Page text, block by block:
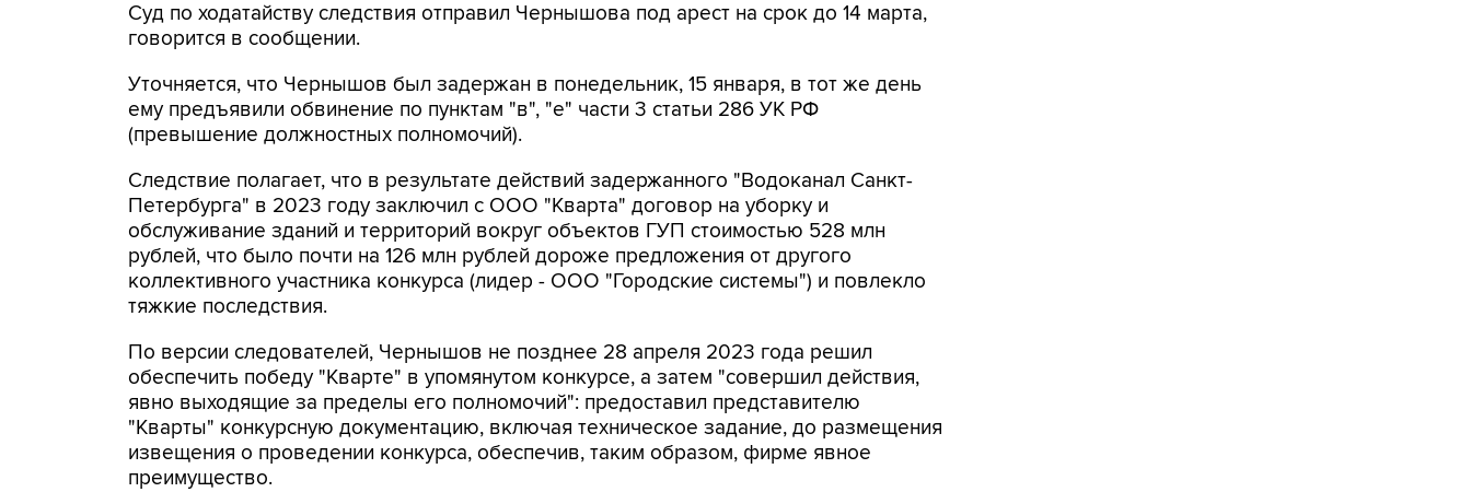
Суд по ходатайству следствия отправил Чернышова под арест на срок до 14 марта,
говорится в сообщении.
Уточняется, что Чернышов был задержан в понедельник, 15 января, в тот же день
ему предъявили обвинение по пунктам "в", "е" части 3 статьи 286 УК РФ
(превышение должностных полномочий).
Следствие полагает, что в результате действий задержанного "Водоканал Санкт-
Петербурга" в 2023 году заключил с ООО "Кварта" договор на уборку и
обслуживание зданий и территорий вокруг объектов ГУП стоимостью 528 млн
рублей, что было почти на 126 млн рублей дороже предложения от другого
коллективного участника конкурса (лидер - ООО "Городские системы") и повлекло
тяжкие последствия.
По версии следователей, Чернышов не позднее 28 апреля 2023 года решил
обеспечить победу "Кварте" в упомянутом конкурсе, а затем "совершил действия,
явно выходящие за пределы его полномочий": предоставил представителю
"Кварты" конкурсную документацию, включая техническое задание, до размещения
извещения о проведении конкурса, обеспечив, таким образом, фирме явное
преимущество.